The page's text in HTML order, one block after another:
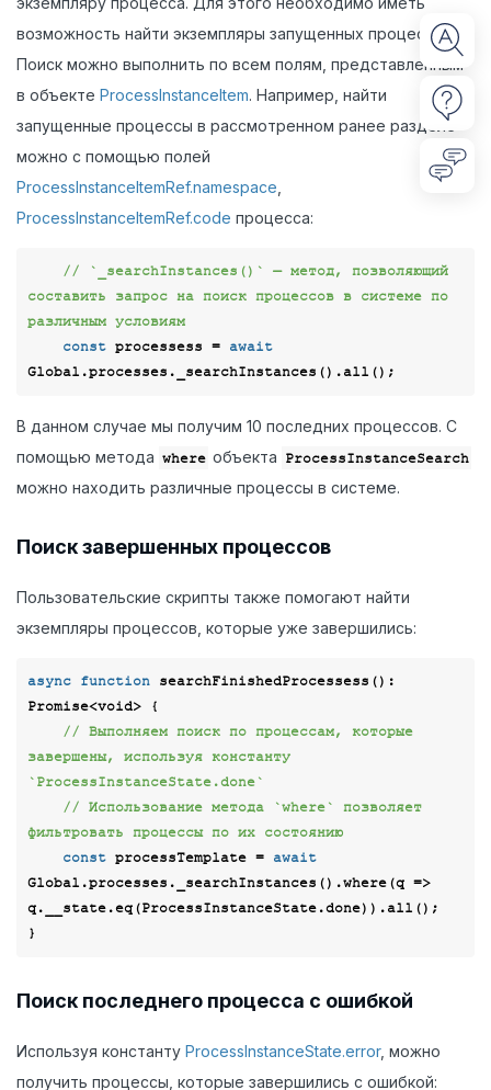
возможность найти экземпляры запущенных процессов.
Поиск можно выполнить по всем полям, представленным
в объекте ProcessInstanceItem. Например, найти
запущенные процессы в рассмотренном ранее разделе
можно с помощью полей
ProcessInstanceItemRef.namespace
ProcessInstanceItemRef.code процесса:
// `_searchInstances()` — метод, позволяющий
составить запрос на поиск процессов в системе по
различным условиям
const processess = await
В данном случае мы получим 10 последних процессов. С
помощью метода where объекта ProcessInstanceSearch
можно находить различные процессы в системе.
Поиск завершенных процессов
Пользовательские скрипты также помогают найти
экземпляры процессов, которые уже завершились:
async function searchFinishedProcessess (
Promise<void>
{
// Выполняем поиск по процессам, которые
завершены, используя константу
`ProcessInstanceState.done`
// Использование метода `where` позволяет
фильтровать процессы по их состоянию
const processTemplate = await
Global.processes._searchInstances().where(q =>
q.__state.eq(ProcessInstanceState.done)).all();
Поиск последнего процесса с ошибкой
Используя константу ProcessInstanceState.error, можно
получить процессы, которые завершились с ошибкой: